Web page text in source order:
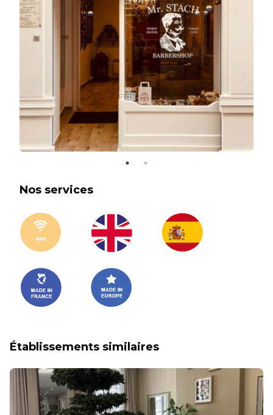
Nos services
Établissements similaires